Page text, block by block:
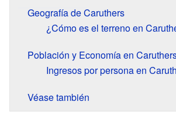
Geografía de Caruthers
¿Cómo es el terreno en
Población y Economía en
Ingresos por persona en
Véase también